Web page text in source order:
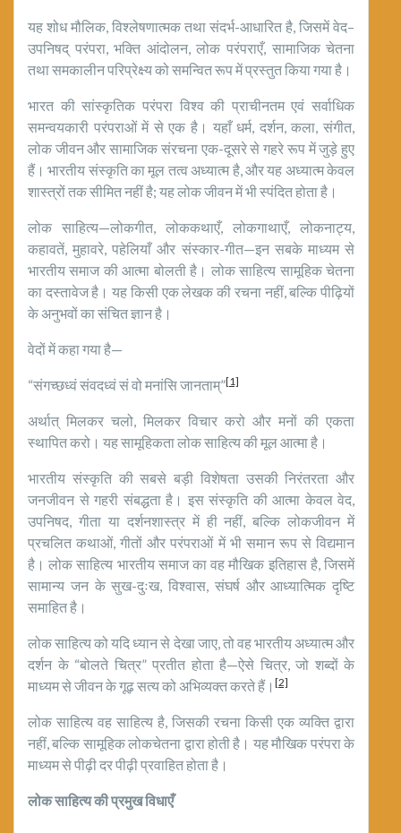
यह शोध मौलिक, विश्लेषणात्मक तथा संदर्भ-आधारित है, जिसमें वेद–
उपनिषद् परंपरा, भक्ति आंदोलन, लोक परंपराएँ, सामाजिक चेतना
तथा समकालीन परिप्रेक्ष्य को समन्वित रूप में प्रस्तुत किया गया है।
भारत की सांस्कृतिक परंपरा विश्व की प्राचीनतम एवं सर्वाधिक
समन्वयकारी परंपराओं में से एक है। यहाँ धर्म, दर्शन, कला, संगीत,
लोक जीवन और सामाजिक संरचना एक-दूसरे से गहरे रूप में जुड़े हुए
हैं। भारतीय संस्कृति का मूल तत्व अध्यात्म है, और यह अध्यात्म केवल
शास्त्रों तक सीमित नहीं है; यह लोक जीवन में भी स्पंदित होता है।
लोक साहित्य—लोकगीत, लोककथाएँ, लोकगाथाएँ, लोकनाट्य,
कहावतें, मुहावरे, पहेलियाँ और संस्कार-गीत—इन सबके माध्यम से
भारतीय समाज की आत्मा बोलती है। लोक साहित्य सामूहिक चेतना
का दस्तावेज है। यह किसी एक लेखक की रचना नहीं, बल्कि पीढ़ियों
के अनुभवों का संचित ज्ञान है।
वेदों में कहा गया है—
“संगच्छध्वं संवदध्वं सं वो मनांसि जानताम्”[1]
अर्थात् मिलकर चलो, मिलकर विचार करो और मनों की एकता
स्थापित करो। यह सामूहिकता लोक साहित्य की मूल आत्मा है।
भारतीय संस्कृति की सबसे बड़ी विशेषता उसकी निरंतरता और
जनजीवन से गहरी संबद्धता है। इस संस्कृति की आत्मा केवल वेद,
उपनिषद, गीता या दर्शनशास्त्र में ही नहीं, बल्कि लोकजीवन में
प्रचलित कथाओं, गीतों और परंपराओं में भी समान रूप से विद्यमान
है। लोक साहित्य भारतीय समाज का वह मौखिक इतिहास है, जिसमें
सामान्य जन के सुख-दुःख, विश्वास, संघर्ष और आध्यात्मिक दृष्टि
समाहित है।
लोक साहित्य को यदि ध्यान से देखा जाए, तो वह भारतीय अध्यात्म और
दर्शन के “बोलते चित्र” प्रतीत होता है—ऐसे चित्र, जो शब्दों के
माध्यम से जीवन के गूढ़ सत्य को अभिव्यक्त करते हैं। [2]
लोक साहित्य वह साहित्य है, जिसकी रचना किसी एक व्यक्ति द्वारा
नहीं, बल्कि सामूहिक लोकचेतना द्वारा होती है। यह मौखिक परंपरा के
माध्यम से पीढ़ी दर पीढ़ी प्रवाहित होता है।
लोक साहित्य की प्रमुख विधाएँ